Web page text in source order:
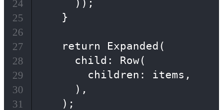
      ));
    }
    return Expanded(
      child: Row(
        children: items,
      ),
    );
24
25
26
27
28
29
30
31